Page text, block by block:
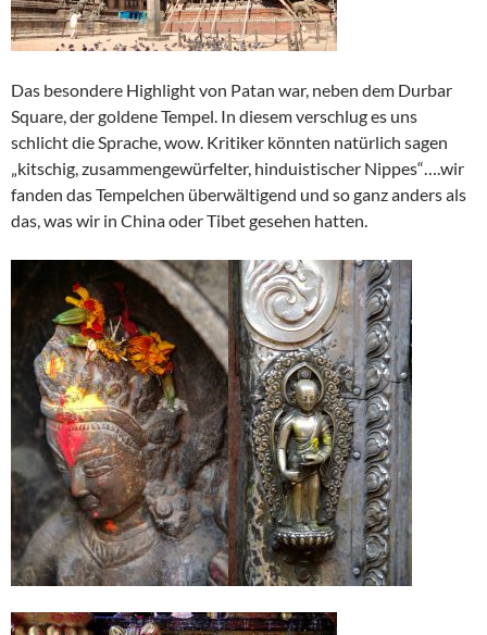
Das besondere Highlight von Patan war, neben dem Durbar
Square, der goldene Tempel. In diesem verschlug es uns
schlicht die Sprache, wow. Kritiker könnten natürlich sagen
„kitschig, zusammengewürfelter, hinduistischer Nippes“….wir
fanden das Tempelchen überwältigend und so ganz anders als
das, was wir in China oder Tibet gesehen hatten.